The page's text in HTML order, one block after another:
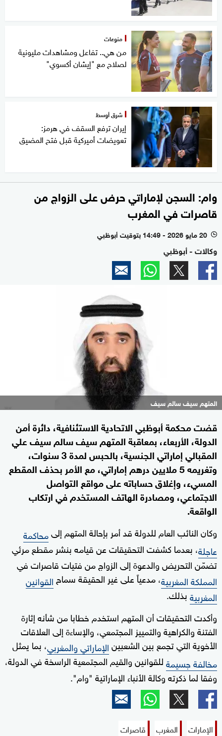
منوعات
من هي.. تفاعل ومشاهدات مليونية
لصلاح مع "إيشان أكسوي"
شرق أوسط
إيران ترفع السقف في هرمز:
تعويضات أميركية قبل فتح المضيق
وام: السجن لإماراتي حرض على الزواج من
قاصرات في المغرب
l 20 مايو 2026 - 14:49 بتوقيت أبوظبي
وكالات - أبوظبي
المتهم سيف سالم سيف
قضت محكمة أبوظبي الاتحادية الاستئنافية، دائرة أمن
الدولة، الأربعاء، بمعاقبة المتهم سيف سالم سيف علي
المقبالي إماراتي الجنسية، بالحبس لمدة 3 سنوات،
وتغريمه 5 ملايين درهم إماراتي، مع الأمر بحذف المقطع
المسيء، وإغلاق حساباته على مواقع التواصل
الاجتماعي، ومصادرة الهاتف المستخدم في ارتكاب
الواقعة.
وكان النائب العام للدولة قد أمر بإحالة المتهم إلىمحاكمة
عاجلة، بعدما كشفت التحقيقات عن قيامه بنشر مقطع مرئي
تضمّن التحريض والدعوة إلى الزواج من فتيات قاصرات في
المملكة المغربية، مدعياً على غير الحقيقة سماحالقوانين
المغربيةبذلك.
وأكدت التحقيقات أن المتهم استخدم خطابا من شأنه إثارة
الفتنة والكراهية والتمييز المجتمعي، والإساءة إلى العلاقات
الأخوية التي تجمع بين الشعبينالإماراتي والمغربي، بما يمثل
مخالفة جسيمةللقوانين والقيم المجتمعية الراسخة في الدولة،
وفقا لما ذكرته وكالة الأنباء الإماراتية "وام".
الإمارات المغرب قاصرات